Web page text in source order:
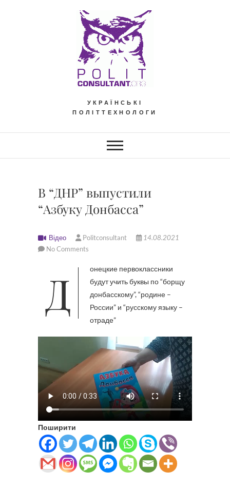
УКРАЇНСЬКІ
ПОЛІТТЕХНОЛОГИ
В “ДНР” выпустили
“Азбуку Донбасса”
Відео Politconsultant
14.08.2021
No Comments
Донецкие первоклассники
будут учить буквы по “борщу
донбасскому”, “родине –
России” и “русскому языку –
отраде”
Поширити